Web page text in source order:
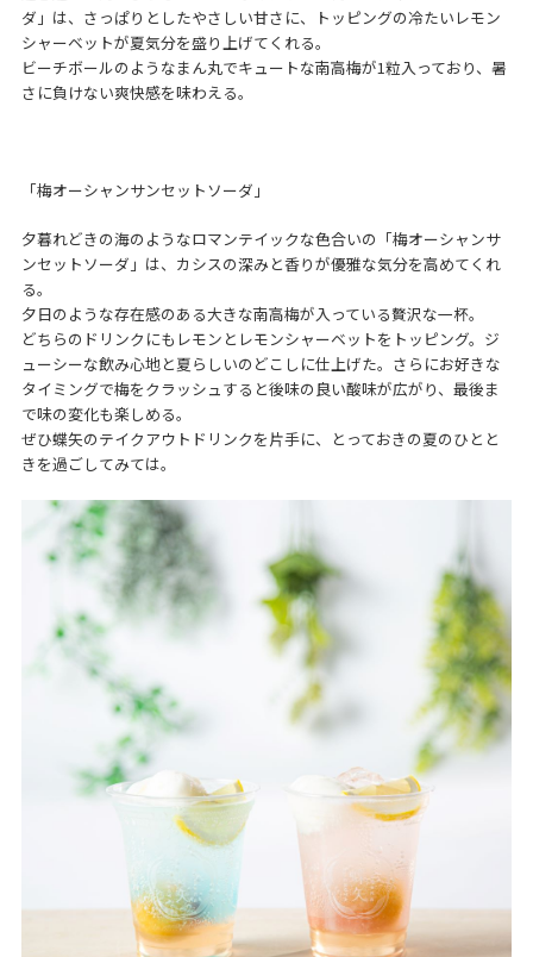
ダ」は、さっぱりとしたやさしい甘さに、トッピングの冷たいレモン
シャーベットが夏気分を盛り上げてくれる。
ビーチボールのようなまん丸でキュートな南高梅が1粒入っており、暑
さに負けない爽快感を味わえる。
「梅オーシャンサンセットソーダ」
夕暮れどきの海のようなロマンテイックな色合いの「梅オーシャンサ
ンセットソーダ」は、カシスの深みと香りが優雅な気分を高めてくれ
る。
夕日のような存在感のある大きな南高梅が入っている贅沢な一杯。
どちらのドリンクにもレモンとレモンシャーベットをトッピング。ジ
ューシーな飲み心地と夏らしいのどこしに仕上げた。さらにお好きな
タイミングで梅をクラッシュすると後味の良い酸味が広がり、最後ま
で味の変化も楽しめる。
ぜひ蝶矢のテイクアウトドリンクを片手に、とっておきの夏のひとと
きを過ごしてみては。